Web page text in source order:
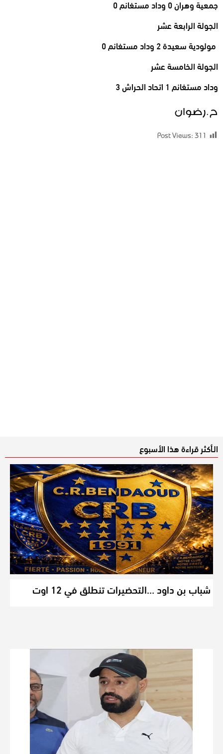
جمعية وهران 0 وداد مستغانم 0
الجولة الرابعة عشر
مولودية سعيدة 2 وداد مستغانم 0
الجولة الخامسة عشر
وداد مستغانم 1 اتحاد الحراش 3
ح.رضوان
Post Views:311
الـأكثر قراءة هذا الأسبوع
شباب بن داود …التحضيرات تنطلق في 12 اوت